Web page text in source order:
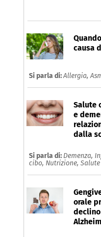
causa
Si parla di:Allergia,
Salute
e
dalla
Si parla di: Demenza,
cibo, Nutrizione,
orale